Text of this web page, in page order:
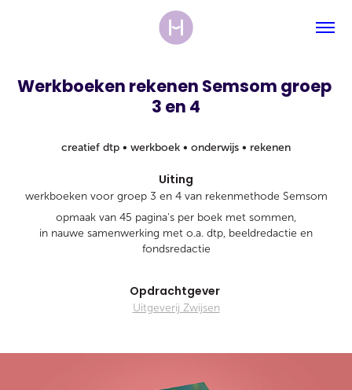
Werkboeken rekenen Semsom groep
3 en 4
creatief dtp • werkboek • onderwijs • rekenen
Uiting
werkboeken voor groep 3 en 4 van rekenmethode Semsom
opmaak van 45 pagina's per boek met sommen,
in nauwe samenwerking met o.a. dtp, beeldredactie en
fondsredactie
Opdrachtgever
Uitgeverij Zwijsen